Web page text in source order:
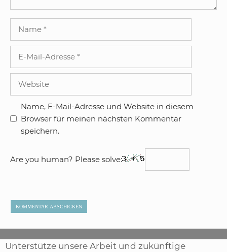
Adresse
Name, E-Mail-Adresse und Website in diesem
Browser für meinen nächsten Kommentar
speichern.
Are you human? Please solve:
Unterstütze unsere Arbeit und zukünftige